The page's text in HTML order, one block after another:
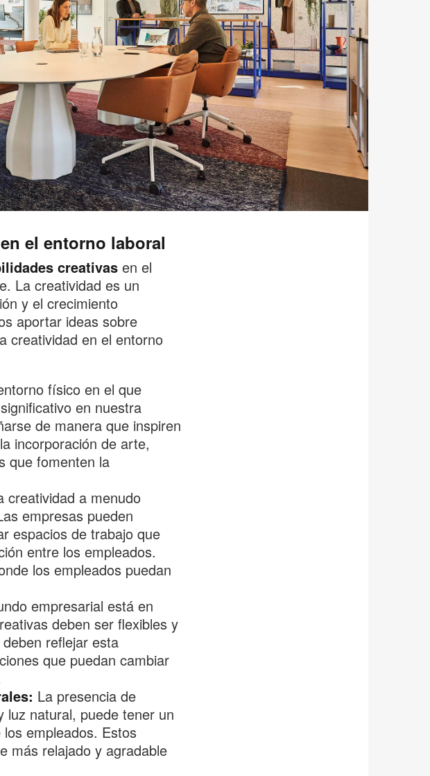
el entorno laboral
creativasen el
La creatividad es un
y el crecimiento
aportar ideas sobre
creatividad en el entorno
físico en el que
en nuestra
de manera que inspiren
incorporación de arte,
que fomenten la
creatividad a menudo
empresas pueden
espacios de trabajo que
entre los empleados.
los empleados puedan
empresarial está en
deben ser flexibles y
reflejar esta
que puedan cambiar
La presencia de
luz natural, puede tener un
empleados. Estos
más relajado y agradable